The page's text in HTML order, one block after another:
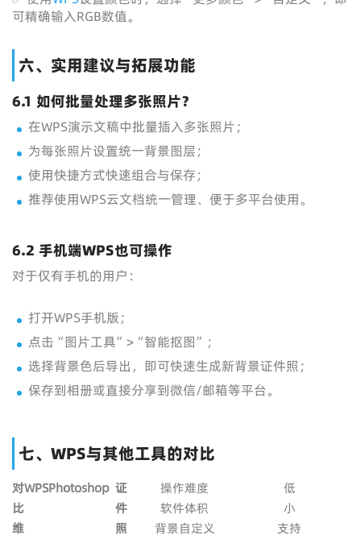
可精确输入RGB数值。
六、实用建议与拓展功能
6.1 如何批量处理多张照片？
在WPS演示文稿中批量插入多张照片；
为每张照片设置统一背景图层；
使用快捷方式快速组合与保存；
推荐使用WPS云文档统一管理、便于多平台使用。
6.2 手机端WPS也可操作
对于仅有手机的用户：
打开WPS手机版；
点击“图片工具”>“智能抠图”；
选择背景色后导出，即可快速生成新背景证件照；
保存到相册或直接分享到微信/邮箱等平台。
七、WPS与其他工具的对比
对
比
维
WPSPhotoshop 证
件
照
操作难度
低
软件体积
小
背景自定义
支持